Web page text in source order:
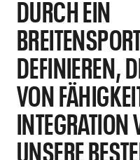
DURCH EIN
DEFINIEREN,
VON
INTEGRATION
UNSERE